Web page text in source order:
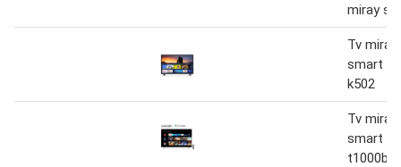
miray
Tv miray
smart
k502
Tv miray
smart
t1000bt